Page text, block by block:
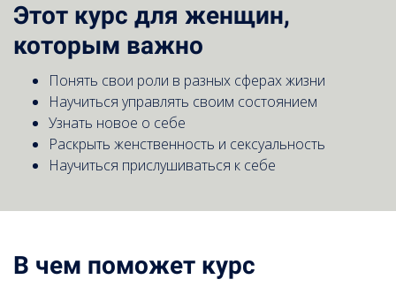
Этот курс для женщин,
которым важно
Понять свои роли в разных сферах жизни
Научиться управлять своим состоянием
Узнать новое о себе
Раскрыть женственность и сексуальность
Научиться прислушиваться к себе
В чем поможет курс